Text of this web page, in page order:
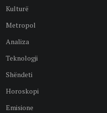
Kulturë
Metropol
Analiza
Teknologji
Shëndeti
Horoskopi
Emisione